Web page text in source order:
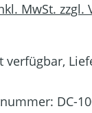
MwSt. zzgl.
verfügbar,
DC-